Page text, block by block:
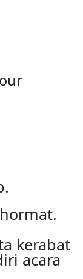
kerabat
acara